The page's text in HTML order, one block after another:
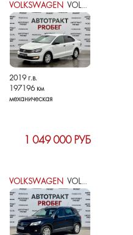
VOLKSWAGEN VOLKSWAGEN POLO V РЕСТАЙЛИНГ
2019 г.в.
197196 км
механическая
1 049 000 РУБ
VOLKSWAGEN VOLKSWAGEN TIGUAN I